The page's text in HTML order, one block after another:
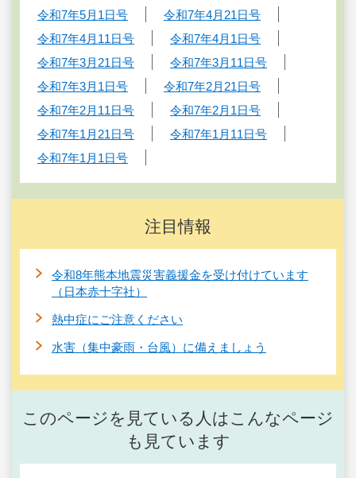
令和7年5月1日号
令和7年4月21日号
令和7年4月11日号
令和7年4月1日号
令和7年3月21日号
令和7年3月11日号
令和7年3月1日号
令和7年2月21日号
令和7年2月11日号
令和7年2月1日号
令和7年1月21日号
令和7年1月11日号
令和7年1月1日号
注目情報
令和8年熊本地震災害義援金を受け付けています
（日本赤十字社）
熱中症にご注意ください
水害（集中豪雨・台風）に備えましょう
このページを見ている人はこんなページ
も見ています